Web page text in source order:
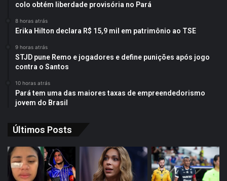
colo obtém liberdade provisória no Pará
8 horas atrás
Erika Hilton declara R$ 15,9 mil em patrimônio ao TSE
9 horas atrás
STJD pune Remo e jogadores e define punições após jogo
contra o Santos
10 horas atrás
Pará tem uma das maiores taxas de empreendedorismo
jovem do Brasil
Últimos Posts